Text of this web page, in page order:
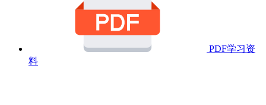
PDF学习资
料